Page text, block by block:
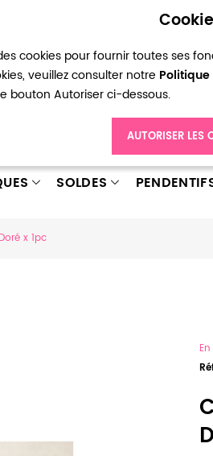
cookies pour fournir toutes ses
veuillez consulter notre
bouton Autoriser ci-dessous.
AUTORISER LES
compte Ma liste d’envies
SOLDES
x 1pc